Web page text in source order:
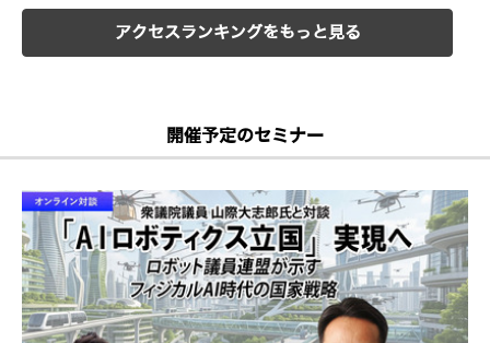
アクセスランキングをもっと見る
開催予定のセミナー